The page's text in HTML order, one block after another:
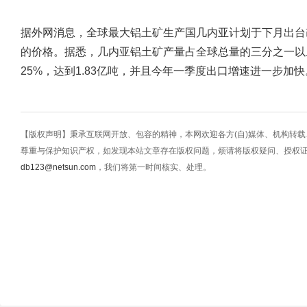
据外网消息，全球最大铝土矿生产国几内亚计划于下月出
的价格。据悉，几内亚铝土矿产量占全球总量的三分之一
25%，达到1.83亿吨，并且今年一季度出口增速进一步加快
【版权声明】秉承互联网开放、包容的精神，本网欢迎各方(自)媒体、机构转
尊重与保护知识产权，如发现本站文章存在版权问题，烦请将版权疑问、授权
db123@netsun.com ，我们将第一时间核实、处理。